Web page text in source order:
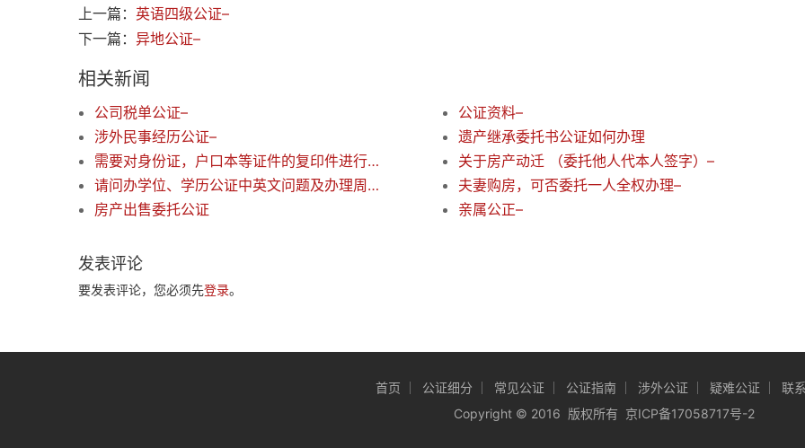
上一篇： 英语四级公证–
下一篇： 异地公证–
相关新闻
公司税单公证–
公证资料–
涉外民事经历公证–
遗产继承委托书公证如何办理
需要对身份证，户口本等证件的复印件进行公证
关于房产动迁 （委托他人代本人签字）–
请问办学位、学历公证中英文问题及办理周期–
夫妻购房，可否委托一人全权办理–
房产出售委托公证
亲属公正–
发表评论
要发表评论，您必须先登录。
首页 公证细分 常见公证 公证指南 涉外公证 疑难公证
联
Copyright © 2016 版权所有 京ICP备17058717号-2